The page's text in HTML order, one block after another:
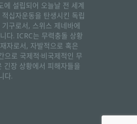
에 설립되어 오늘날 전 세계
십자운동을 탄생시킨 독립
구로서, 스위스 제네바에
다. ICRC는 무력충돌 상황
자로서, 자발적으로 혹은
으로 국제적·비국제적인 무
긴장 상황에서 피해자들을
다.